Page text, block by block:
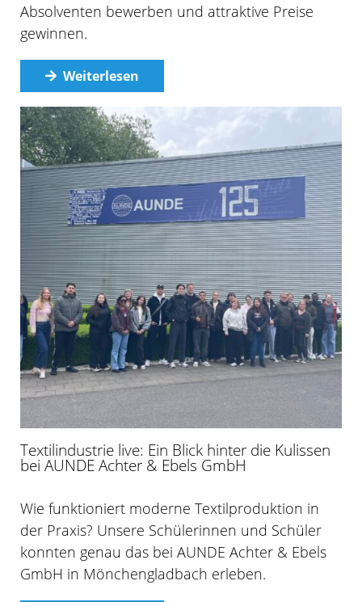
Absolventen bewerben und attraktive Preise
gewinnen.
Weiterlesen
Textilindustrie live: Ein Blick hinter die Kulissen
bei AUNDE Achter & Ebels GmbH
Wie funktioniert moderne Textilproduktion in
der Praxis? Unsere Schülerinnen und Schüler
konnten genau das bei AUNDE Achter & Ebels
GmbH in Mönchengladbach erleben.